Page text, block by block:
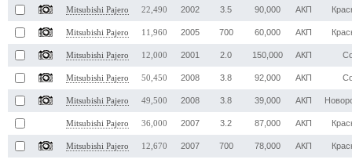
Mitsubishi Pajero 22,490 2002 3.5 90,000 АКП
Mitsubishi Pajero 11,960 2005 700 60,000 АКП
Mitsubishi Pajero 12,000 2001 2.0 150,000 АКП
Mitsubishi Pajero 50,450 2008 3.8 92,000 АКП
Mitsubishi Pajero 49,500 2008 3.8 39,000 АКП
Mitsubishi Pajero 36,000 2007 3.2 87,000 АКП
Mitsubishi Pajero 12,670 2007 700 78,000 АКП